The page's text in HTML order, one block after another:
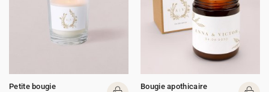
Petite bougie
Bougie apothicaire